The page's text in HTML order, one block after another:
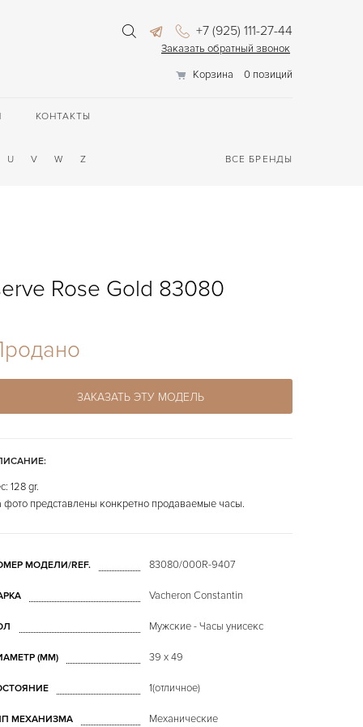
+7 (925) 111-27-44
Заказать обратный звонок
Корзина
0 позиций
КОНТАКТЫ
U V W Z ВСЕ БРЕНДЫ
Rose Gold 83080
ЗАКАЗАТЬ ЭТУ МОДЕЛЬ
128 gr.
фото представлены конкретно продаваемые часы.
МОДЕЛИ/REF. 83080/000R-9407
Vacheron Constantin
Мужские - Часы унисекс
(MM) 39 x 49
1(отличное)
МЕХАНИЗМА Механические